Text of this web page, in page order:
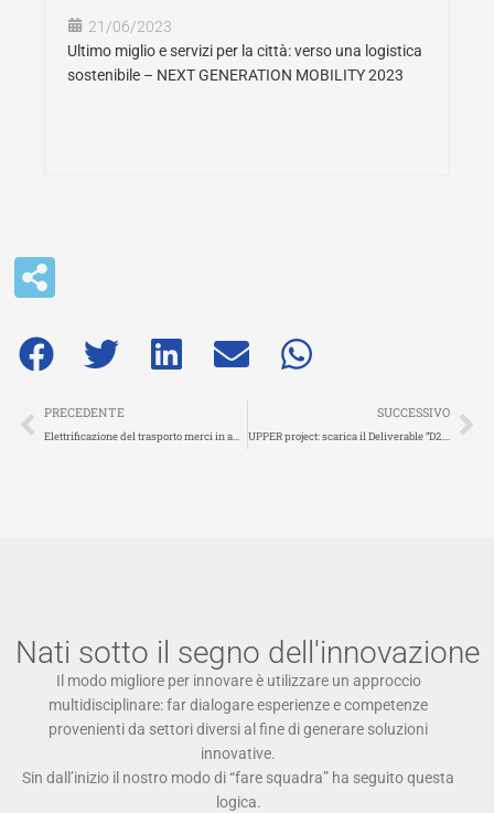
21/06/2023
Ultimo miglio e servizi per la città: verso una logistica
sostenibile – NEXT GENERATION MOBILITY 2023
Precedente
PRECEDENTE
Elettrificazione del trasporto merci in ambito urbano al 2030: il presidente FIT presenta la roadmap FEDIT
SUCCESSIVO
UPPER project: scarica il Deliverable “D2.2 Diagnosi di PT nei Living Labs, perfezionamento delle misure e impatto atteso”
Nati sotto il segno dell'innovazione
Il modo migliore per innovare è utilizzare un approccio
multidisciplinare: far dialogare esperienze e competenze
provenienti da settori diversi al fine di generare soluzioni
innovative.
Sin dall’inizio il nostro modo di “fare squadra” ha seguito questa
logica.